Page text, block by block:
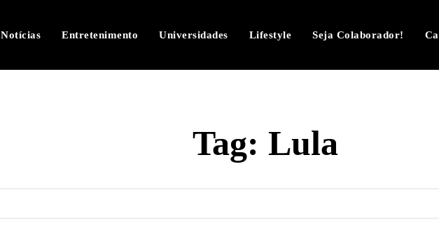
Notícias Entretenimento Universidades Lifestyle Seja Colaborador!
Tag: Lula